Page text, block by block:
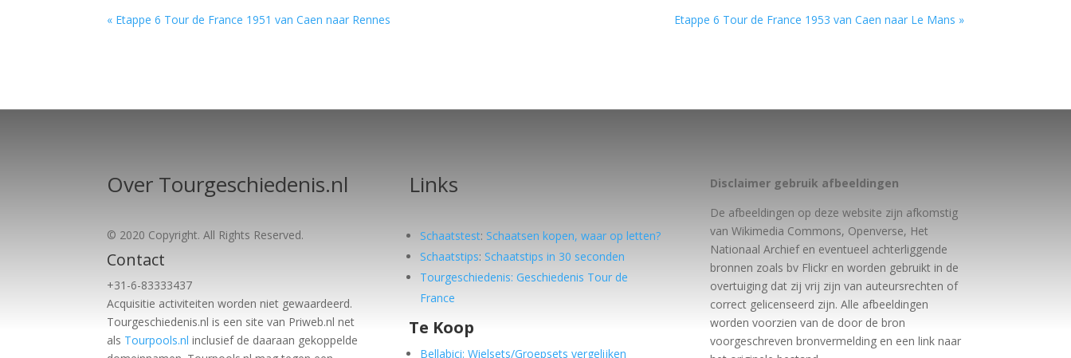
« Etappe 6 Tour de France 1951 van Caen naar Rennes Etappe 6 Tour de France 1953 van Caen naar Le Mans »
Over Tourgeschiedenis.nl
© 2020 Copyright. All Rights Reserved.
Contact
+31-6-83333437
Acquisitie activiteiten worden niet gewaardeerd.
Tourgeschiedenis.nl is een site van Priweb.nl net
als Tourpools.nl inclusief de daaraan gekoppelde
Links
Schaatstest: Schaatsen kopen, waar op letten?
Schaatstips: Schaatstips in 30 seconden
Tourgeschiedenis: Geschiedenis Tour de
France
Te Koop
Bellabici: Wielsets/Groepsets vergelijken
Disclaimer gebruik afbeeldingen
De afbeeldingen op deze website zijn afkomstig
van Wikimedia Commons, Openverse, Het
Nationaal Archief en eventueel achterliggende
bronnen zoals bv Flickr en worden gebruikt in de
overtuiging dat zij vrij zijn van auteursrechten of
correct gelicenseerd zijn. Alle afbeeldingen
worden voorzien van de door de bron
voorgeschreven bronvermelding en een link naar